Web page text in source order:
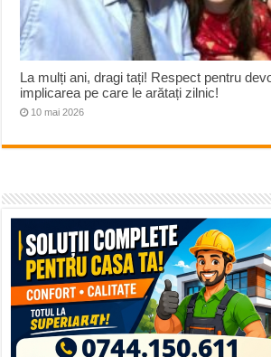
La mulți ani, dragi tați! Respect pentru
implicarea pe care le arătați zilnic!
10 mai 2026